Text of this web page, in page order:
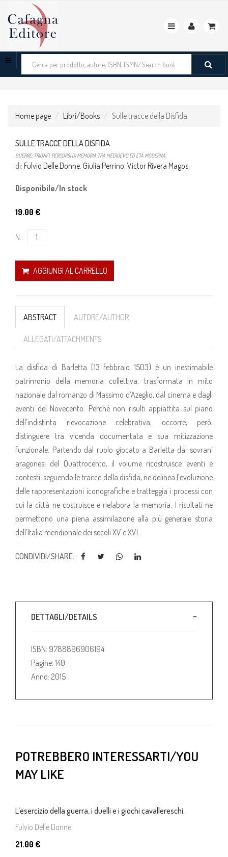
Toggle
Cerca
tra
Home page
Libri/Books Sulle tracce della Disfida
SULLE TRACCE DELLA DISFIDA
GUERRE, TRIONFI, PERCORSI DI MEMORIA TRA MEDIOEVO ED ETÀ MODERNA.
di: Fulvio Delle Donne, Giulia Perrino, Victor Rivera Magos
Disponibile/In stock
19.00 €
N.:
AGGIUNGI AL CARRELLO
ABSTRACT AUTORE/AUTHOR
ALLEGATI/ATTACHMENTS
La disfida di Barletta (13 febbraio 1503) è un inestimabile
patrimonio della memoria collettiva, trasformata in mito
nazionale dal romanzo di Massimo d’Azeglio, dal cinema e dagli
eventi del Novecento. Perché non risulti appiattita sul piano
dell’indistinta rievocazione celebrativa, occorre, però,
distinguere tra vicenda documentata e sua mitizzazione
funzionale. Partendo dal ruolo giocato a Barletta dai sovrani
aragonesi del Quattrocento, il volume ricostruisce eventi e
contesti: seguendo le tracce della disfida, ne delinea l’evoluzione
delle rappresentazioni iconografiche e tratteggia i processi con
cui la città ne costruisce e rielabora la memoria. I risultati ne
permettono una piena assimilazione alla più generale storia
dell’Italia meridionale dei secoli XV e XVI.
CONDIVIDI/SHARE:
DETTAGLI/DETAILS
ISBN: 9788896906194
Pagine: 140
Anno: 2015
POTREBBERO INTERESSARTI/YOU
MAY LIKE
L’esercizio della guerra, i duelli e i giochi cavallereschi.
Fulvio Delle Donne
21.00 €